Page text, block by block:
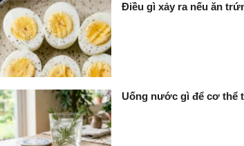
Điều gì xảy ra nếu ăn
Uống nước gì để cơ thể